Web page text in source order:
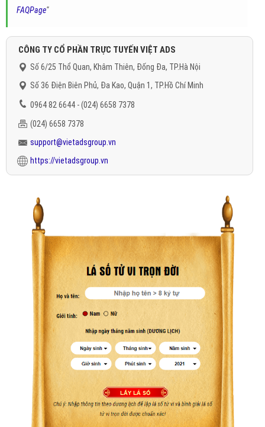
FAQPage"
CÔNG TY CỔ PHẦN TRỰC TUYẾN VIỆT ADS
Số 6/25 Thổ Quan, Khâm Thiên, Đống Đa, TP.Hà Nội
Số 36 Điện Biên Phủ, Đa Kao, Quận 1, TP.Hồ Chí Minh
0964 82 6644 - (024) 6658 7378
(024) 6658 7378
support@vietadsgroup.vn
https://vietadsgroup.vn